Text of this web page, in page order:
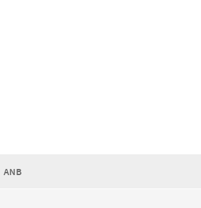
ANB